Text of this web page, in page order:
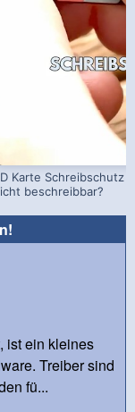
Karte Schreibschutz
beschreibbar?
ist ein kleines
Treiber sind
fü...